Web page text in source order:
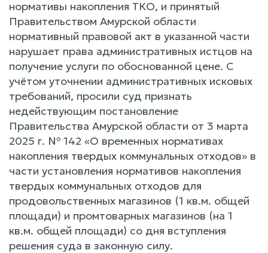
нормативы накопления ТКО, и принятый
Правительством Амурской области
нормативный правовой акт в указанной части
нарушает права административных истцов на
получение услуги по обоснованной цене. С
учётом уточнении административных исковых
требований, просили суд признать
недействующим постановление
Правительства Амурской области от 3 марта
2025 г. № 142 «О временных нормативах
накопления твердых коммунальных отходов» в
части установления нормативов накопления
твердых коммунальных отходов для
продовольственных магазинов (1 кв.м. общей
площади) и промтоварных магазинов (на 1
кв.м. общей площади) со дня вступления
решения суда в законную силу.